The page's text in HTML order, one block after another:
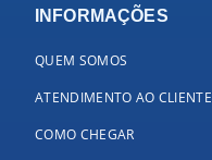
INFORMAÇÕES
QUEM SOMOS
ATENDIMENTO AO CLIENTE
COMO CHEGAR